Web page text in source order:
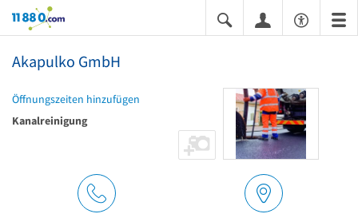
11880.com
Akapulko GmbH
Öffnungszeiten hinzufügen
Kanalreinigung